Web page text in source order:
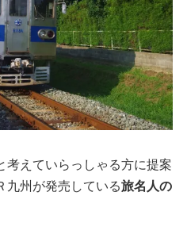
考えていらっしゃる方に提案
九州が発売している旅名人の